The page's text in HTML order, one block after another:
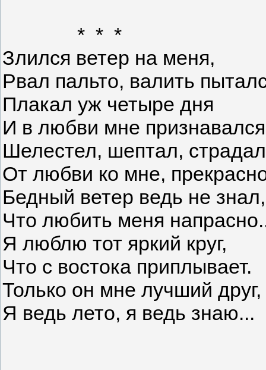
* * *
Злился ветер на меня,
Рвал пальто, валить
Плакал уж четыре дня
И в любви мне
Шелестел, шептал,
От любви ко мне,
Бедный ветер ведь не знал,
Что любить меня
Я люблю тот яркий круг,
Что с востока приплывает.
Только он мне лучший друг,
Я ведь лето, я ведь знаю...